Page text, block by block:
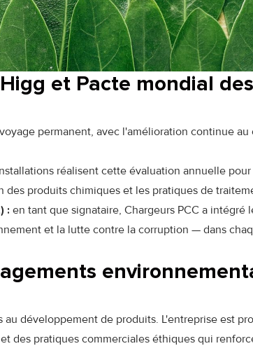
et Pacte mondial
permanent, avec l'amélioration continue
réalisent cette évaluation annuelle
produits chimiques et les pratiques de
: en tant que signataire, Chargeurs PCC a intégré
et la lutte contre la corruption — dans
développement de produits. L'entreprise est
des pratiques commerciales éthiques qui